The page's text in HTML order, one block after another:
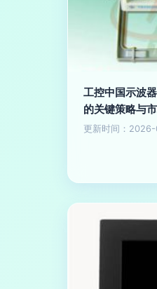
工控中国示波
的关键策略与
更新时间：